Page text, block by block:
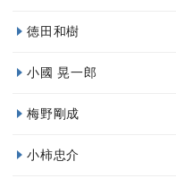
徳田和樹
小國 晃一郎
梅野剛成
小柿忠介